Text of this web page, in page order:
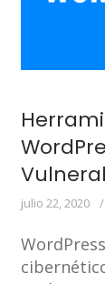
julio 22, 2020